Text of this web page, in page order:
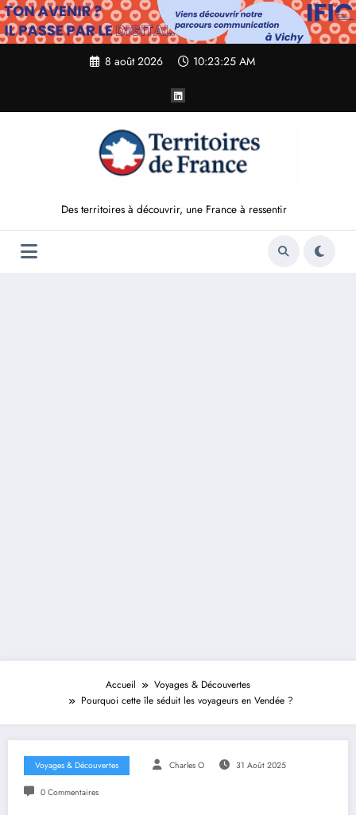
Aller
au
contenu
8 août 2026 10:23:26 AM
Des territoires à découvrir, une France à ressentir
Accueil
Voyages & Découvertes
Pourquoi cette île séduit les voyageurs en Vendée ?
Voyages & Découvertes Charles O 31 Août 2025
0 Commentaires